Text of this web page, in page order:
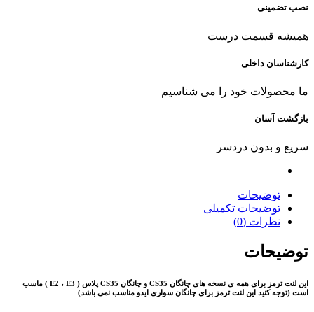
نصب تضمینی
همیشه قسمت درست
کارشناسان داخلی
ما محصولات خود را می شناسیم
بازگشت آسان
سریع و بدون دردسر
توضیحات
توضیحات تکمیلی
نظرات (0)
توضیحات
این لنت ترمز برای همه ی نسخه های چانگان CS35 و چانگان CS35 پلاس ( E2 ، E3 ) ماسب
است (توجه کنید این لنت ترمز برای چانگان سواری ایدو مناسب نمی باشد)